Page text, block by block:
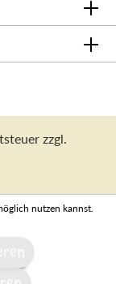
zzgl.
nutzen kannst.